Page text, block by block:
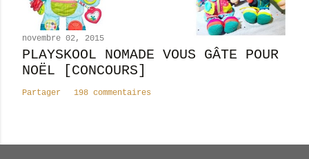
novembre 02, 2015
PLAYSKOOL NOMADE VOUS GÂTE POUR
NOËL [CONCOURS]
Partager 198 commentaires